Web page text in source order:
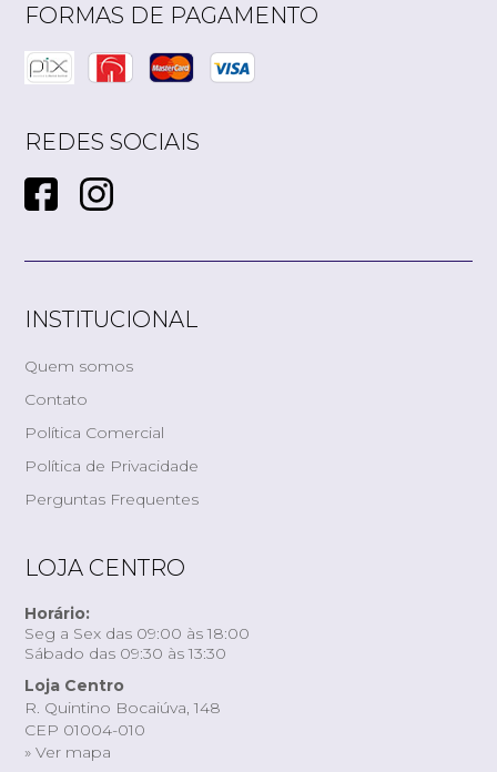
FORMAS DE PAGAMENTO
REDES SOCIAIS
INSTITUCIONAL
Quem somos
Contato
Política Comercial
Política de Privacidade
Perguntas Frequentes
LOJA CENTRO
Horário:
Seg a Sex das 09:00 às 18:00
Sábado das 09:30 às 13:30
Loja Centro
R. Quintino Bocaiúva, 148
CEP 01004-010
» Ver mapa